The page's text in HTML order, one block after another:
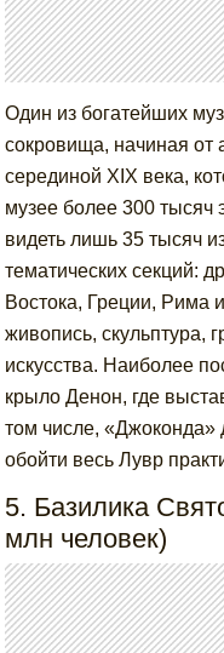
Один из богатейших
сокровища, начиная от
серединой XIX века,
музее более 300 тысяч
видеть лишь 35 тысяч
тематических секций:
Востока, Греции, Рима
живопись, скульптура,
искусства. Наиболее
крыло Денон, где
том числе, «Джоконда»
обойти весь Лувр
5. Базилика
млн человек)